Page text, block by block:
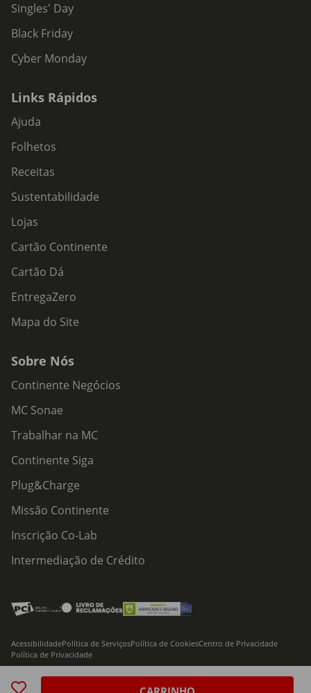
Singles' Day
Black Friday
Cyber Monday
Links Rápidos
Ajuda
Folhetos
Receitas
Sustentabilidade
Lojas
Cartão Continente
Cartão Dá
EntregaZero
Mapa do Site
Sobre Nós
Continente Negócios
MC Sonae
Trabalhar na MC
Continente Siga
Plug&Charge
Missão Continente
Inscrição Co-Lab
Intermediação de Crédito
© 2026 Modelo Continente Hipermercados, S.A. Todos os direitos reservados
AcessibilidadePolítica de ServiçosPolítica de CookiesCentro de Privacidade
Política de Privacidade